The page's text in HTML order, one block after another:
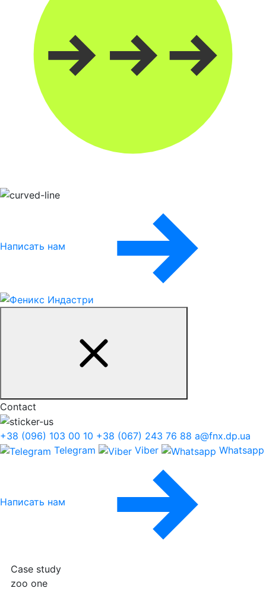
Написать нам
Contact
+38 (096) 103 00 10 +38 (067) 243 76 88 a@fnx.dp.ua
Telegram
Viber Whatsapp
Написать нам
Case study
zoo one